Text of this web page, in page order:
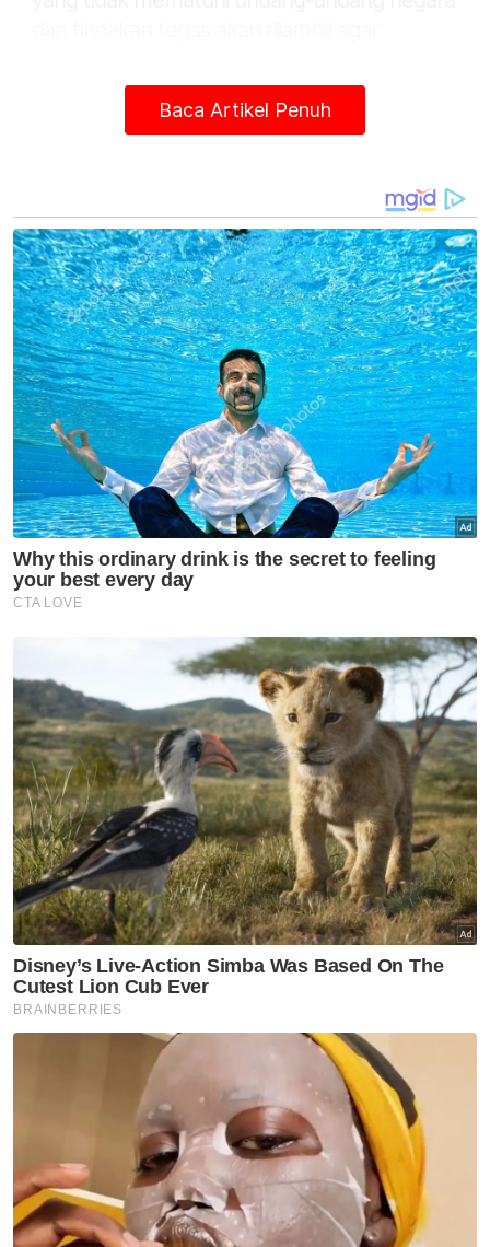
keadaan aman dan tenteram.
"Orang ramai yang mempunyai sebarang
maklumat berhubung kejadian ini, boleh
menghubungi Hotline Polis Cheras di talian
03-9284 5050/ 5051, Hotline Polis Kuala
Lumpur di talian 03-2115 9999 atau mana-
mana balai polis berhampiran," katanya.
Kes polis larikan orang: Punca disyaki berkait integriti
Gaduh di kuil, polis reman tiga lelaki bantu siasatan
Mangsa rogol dirujuk ke HKL, polis buru 5 lelaki
Muat turun aplikasi Sinar Harian.Klik di sini!
Tunda Kenderaan
Pergaduhan
Rusuhan
Artikel Disyorkan
Baca Artikel Penuh